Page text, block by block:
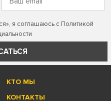
я соглашаюсь с Политикой
КТО МЫ
КОНТАКТЫ